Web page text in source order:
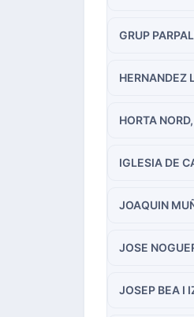
GRUP
HERNANDEZ
HORTA
IGLESIA DE
JOAQUIN
JOSE
JOSEP BEA I